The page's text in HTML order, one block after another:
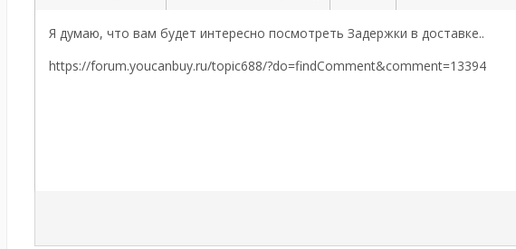
Я думаю, что вам будет интересно посмотреть Задержки в доставке..
https://forum.youcanbuy.ru/topic688/?do=findComment&comment=13394